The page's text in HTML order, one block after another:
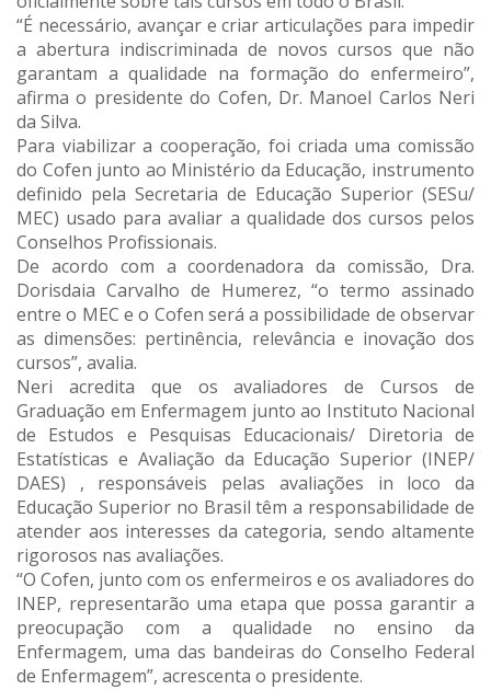
“É necessário, avançar e criar articulações para impedir
a abertura indiscriminada de novos cursos que não
garantam a qualidade na formação do enfermeiro”,
afirma o presidente do Cofen, Dr. Manoel Carlos Neri
da Silva.
Para viabilizar a cooperação, foi criada uma comissão
do Cofen junto ao Ministério da Educação, instrumento
definido pela Secretaria de Educação Superior (SESu/
MEC) usado para avaliar a qualidade dos cursos pelos
Conselhos Profissionais.
De acordo com a coordenadora da comissão, Dra.
Dorisdaia Carvalho de Humerez, “o termo assinado
entre o MEC e o Cofen será a possibilidade de observar
as dimensões: pertinência, relevância e inovação dos
cursos”, avalia.
Neri acredita que os avaliadores de Cursos de
Graduação em Enfermagem junto ao Instituto Nacional
de Estudos e Pesquisas Educacionais/ Diretoria de
Estatísticas e Avaliação da Educação Superior (INEP/
DAES) , responsáveis pelas avaliações in loco da
Educação Superior no Brasil têm a responsabilidade de
atender aos interesses da categoria, sendo altamente
rigorosos nas avaliações.
“O Cofen, junto com os enfermeiros e os avaliadores do
INEP, representarão uma etapa que possa garantir a
preocupação com a qualidade no ensino da
Enfermagem, uma das bandeiras do Conselho Federal
de Enfermagem”, acrescenta o presidente.